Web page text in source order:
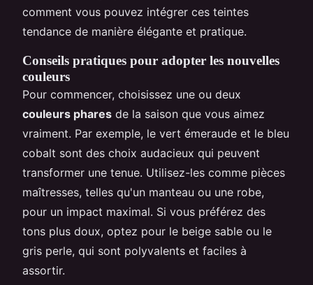
comment vous pouvez intégrer ces teintes
tendance de manière élégante et pratique.
Conseils pratiques pour adopter les nouvelles
couleurs
Pour commencer, choisissez une ou deux
couleurs phares de la saison que vous aimez
vraiment. Par exemple, le vert émeraude et le bleu
cobalt sont des choix audacieux qui peuvent
transformer une tenue. Utilisez-les comme pièces
maîtresses, telles qu'un manteau ou une robe,
pour un impact maximal. Si vous préférez des
tons plus doux, optez pour le beige sable ou le
gris perle, qui sont polyvalents et faciles à
assortir.